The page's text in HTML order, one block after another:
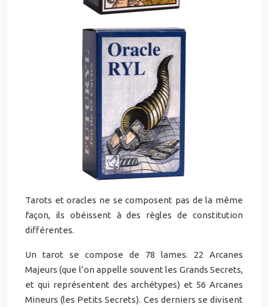
Tarots et oracles ne se composent pas de la même
façon, ils obéissent à des règles de constitution
différentes.
Un tarot se compose de 78 lames. 22 Arcanes
Majeurs (que l’on appelle souvent les Grands Secrets,
et qui représentent des archétypes) et 56 Arcanes
Mineurs (les Petits Secrets). Ces derniers se divisent